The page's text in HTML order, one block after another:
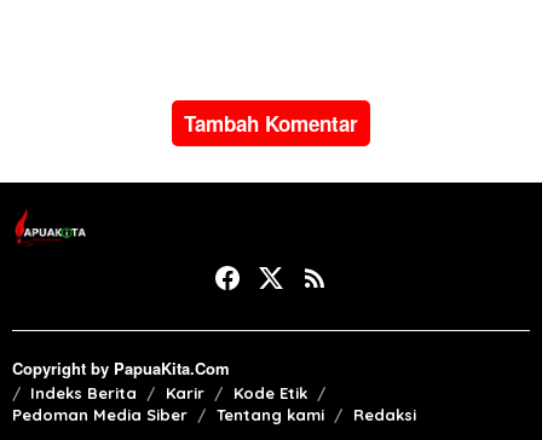
Tambah Komentar
Copyright by PapuaKita.Com
Indeks Berita Karir
Kode Etik
Pedoman Media Siber
Tentang kami Redaksi